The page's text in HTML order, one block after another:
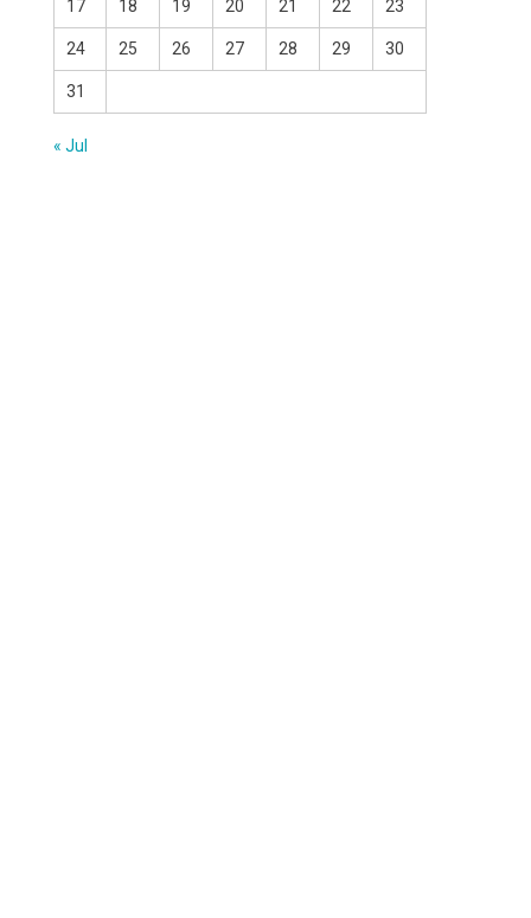
17 18 19 20 21 22 23
24 25 26 27 28 29 30
31
« Jul